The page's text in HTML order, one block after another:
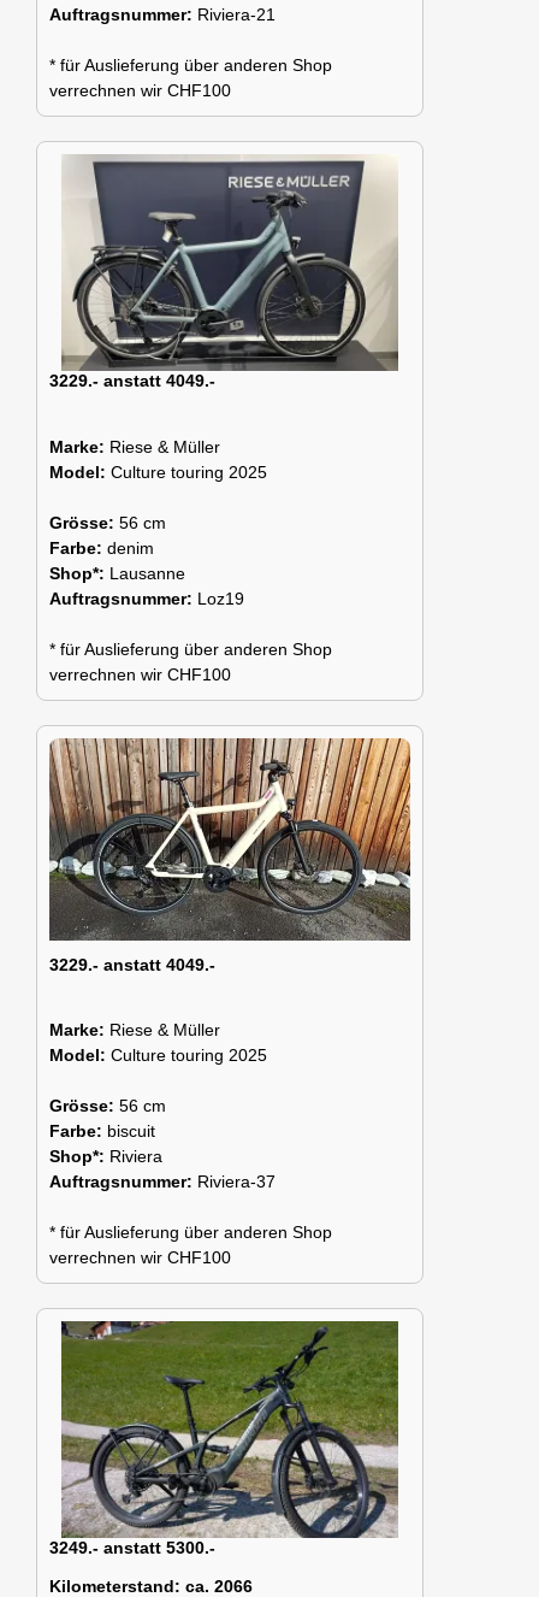
Auftragsnummer: Riviera-21
* für Auslieferung über anderen Shop
verrechnen wir CHF100
3229.- anstatt 4049.-
Marke: Riese & Müller
Model: Culture touring 2025
Grösse: 56 cm
Farbe: denim
Shop*: Lausanne
Auftragsnummer: Loz19
* für Auslieferung über anderen Shop
verrechnen wir CHF100
3229.- anstatt 4049.-
Marke: Riese & Müller
Model: Culture touring 2025
Grösse: 56 cm
Farbe: biscuit
Shop*: Riviera
Auftragsnummer: Riviera-37
* für Auslieferung über anderen Shop
verrechnen wir CHF100
3249.- anstatt 5300.-
Kilometerstand: ca. 2066